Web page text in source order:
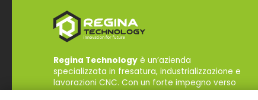
Regina Technology è un’azienda
specializzata in fresatura, industrializzazione e
lavorazioni CNC. Con un forte impegno verso
l’innovazione e la qualità, offre soluzioni